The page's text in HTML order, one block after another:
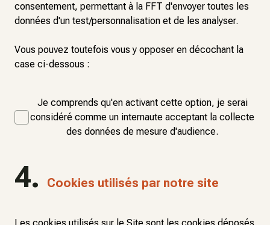
consentement, permettant à la FFT d'envoyer toutes les
données d'un test/personnalisation et de les analyser.
Vous pouvez toutefois vous y opposer en décochant la
case ci-dessous :
Je comprends qu'en activant cette option, je serai
considéré comme un internaute acceptant la collecte
des données de mesure d'audience.
4. Cookies utilisés par notre site